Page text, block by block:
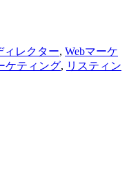
ィレクター, Webマーケ
ケティング, リスティン